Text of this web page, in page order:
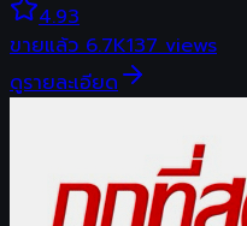
4.93
ขายแล้ว6.7K137views
ดูรายละเอียด